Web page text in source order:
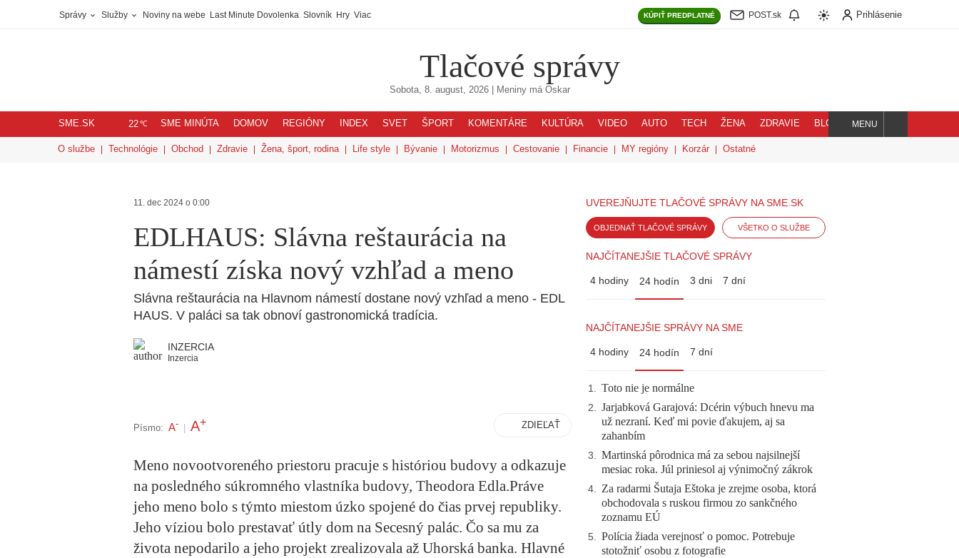
Správy Služby Noviny na webe Last Minute Dovolenka Slovník Hry Viac KÚPIŤ PREDPLATNÉ POST.sk Prihlásenie
Tlačové správy
Sobota, 8. august, 2026| Meniny má Oskar
SME.SK 22℃ SME MINÚTA DOMOV REGIÓNY INDEX SVET ŠPORT KOMENTÁRE KULTÚRA VIDEO AUTO TECH ŽENA ZDRAVIE BLOG
Hľadaj
MENU
O službe Technológie Obchod Zdravie Žena, šport, rodina Life style Bývanie Motorizmus Cestovanie Financie MY regióny Korzár Ostatné
11. dec 2024 o 0:00
EDLHAUS: Slávna reštaurácia na
námestí získa nový vzhľad a meno
Slávna reštaurácia na Hlavnom námestí dostane nový vzhľad a meno - EDL
HAUS. V paláci sa tak obnoví gastronomická tradícia.
INZERCIA
Inzercia
Písmo: A- A+ ZDIEĽAŤ
Meno novootvoreného priestoru pracuje s históriou budovy a odkazuje
na posledného súkromného vlastníka budovy, Theodora Edla.Práve
jeho meno bolo s týmto miestom úzko spojené do čias prvej republiky.
Jeho víziou bolo prestavať útly dom na Secesný palác. Čo sa mu za
života nepodarilo a jeho projekt zrealizovala až Uhorská banka. Hlavné
UVEREJŇUJTE TLAČOVÉ SPRÁVY NA SME.SK
OBJEDNAŤ TLAČOVÉ SPRÁVY VŠETKO O SLUŽBE
NAJČÍTANEJŠIE TLAČOVÉ SPRÁVY
4 hodiny 24 hodín 3 dni 7 dní
NAJČÍTANEJŠIE SPRÁVY NA SME
4 hodiny 24 hodín 7 dní
1. Toto nie je normálne
2. Jarjabková Garajová: Dcérin výbuch hnevu ma
už nezraní. Keď mi povie ďakujem, aj sa
zahanbím
3. Martinská pôrodnica má za sebou najsilnejší
mesiac roka. Júl priniesol aj výnimočný zákrok
4. Za radarmi Šutaja Eštoka je zrejme osoba, ktorá
obchodovala s ruskou firmou zo sankčného
zoznamu EÚ
5. Polícia žiada verejnosť o pomoc. Potrebuje
stotožniť osobu z fotografie